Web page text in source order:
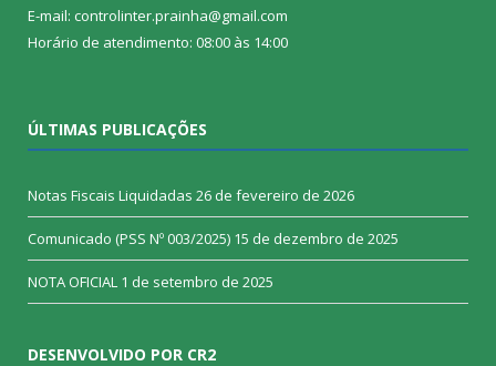
E-mail: controlinter.prainha@gmail.com
Horário de atendimento: 08:00 às 14:00
ÚLTIMAS PUBLICAÇÕES
Notas Fiscais Liquidadas 26 de fevereiro de 2026
Comunicado (PSS Nº 003/2025) 15 de dezembro de 2025
NOTA OFICIAL 1 de setembro de 2025
DESENVOLVIDO POR CR2